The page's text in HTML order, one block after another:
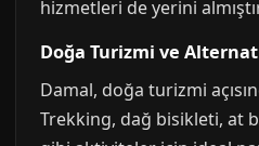
hizmetleri de yerini
Doğa Turizmi ve
Damal, doğa turizmi
Trekking, dağ bisikleti, at